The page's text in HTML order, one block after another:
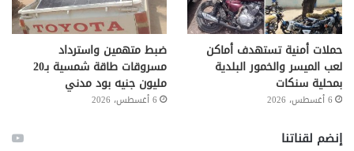
حملات أمنية تستهدف أماكن
لعب الميسر والخمور البلدية
بمحلية سنكات
6 أغسطس، 2026
ضبط متهمين واسترداد
مسروقات طاقة شمسية بـ20
مليون جنيه بود مدني
6 أغسطس، 2026
إنضم لقناتنا